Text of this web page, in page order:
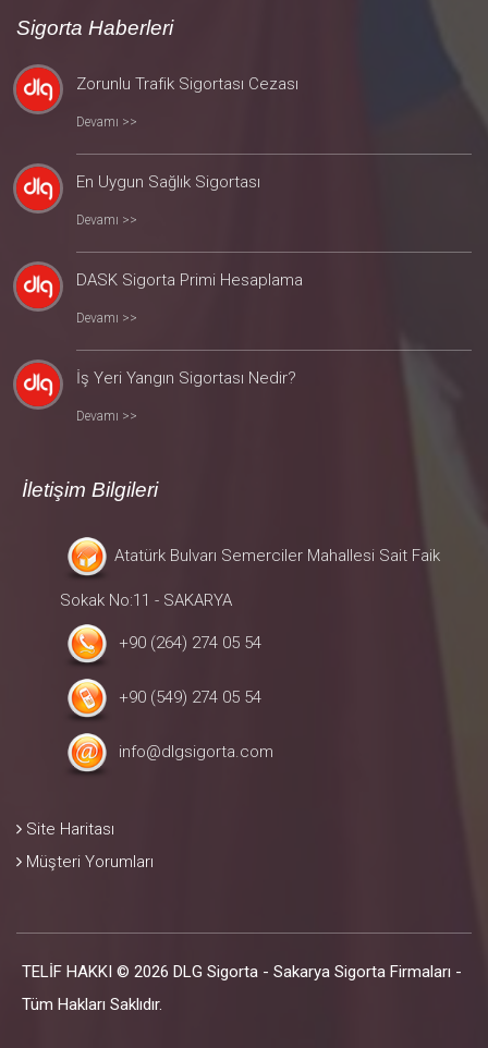
Sigorta Haberleri
Zorunlu Trafik Sigortası Cezası
Devamı >>
En Uygun Sağlık Sigortası
Devamı >>
DASK Sigorta Primi Hesaplama
Devamı >>
İş Yeri Yangın Sigortası Nedir?
Devamı >>
İletişim Bilgileri
Atatürk Bulvarı Semerciler Mahallesi Sait Faik
Sokak No:11 - SAKARYA
+90 (264) 274 05 54
+90 (549) 274 05 54
info@dlgsigorta.com
Site Haritası
Müşteri Yorumları
TELİF HAKKI © 2026 DLG Sigorta - Sakarya Sigorta Firmaları -
Tüm Hakları Saklıdır.